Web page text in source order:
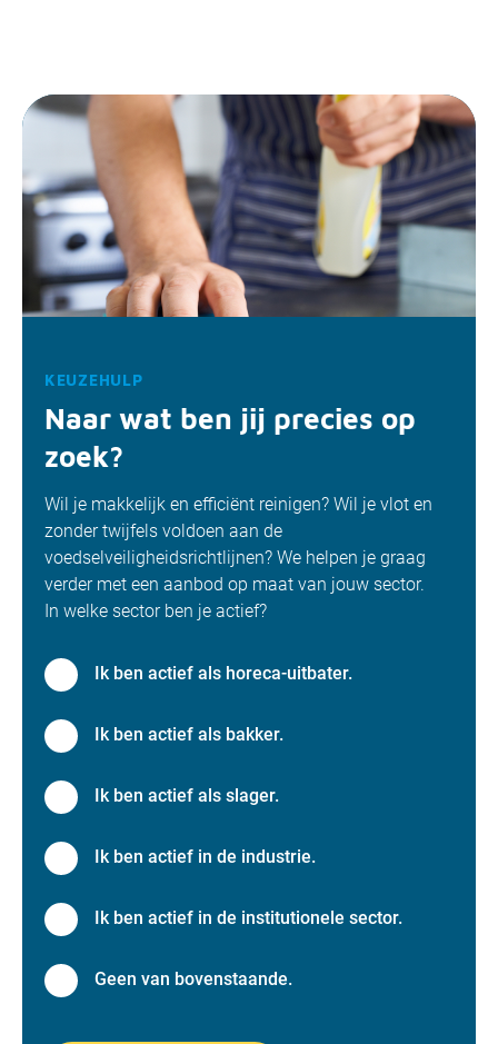
KEUZEHULP
Naar wat ben jij precies op
zoek?
Wil je makkelijk en efficiënt reinigen? Wil je vlot en
zonder twijfels voldoen aan de
voedselveiligheidsrichtlijnen? We helpen je graag
verder met een aanbod op maat van jouw sector.
In welke sector ben je actief?
Ik ben actief als horeca-uitbater.
Ik ben actief als bakker.
Ik ben actief als slager.
Ik ben actief in de industrie.
Ik ben actief in de institutionele sector.
Geen van bovenstaande.